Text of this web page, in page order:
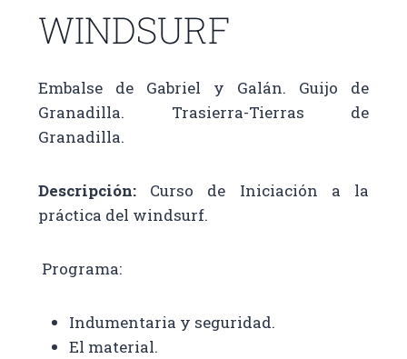
WINDSURF
Embalse de Gabriel y Galán. Guijo de
Granadilla. Trasierra-Tierras de
Granadilla.
Descripción: Curso de Iniciación a la
práctica del windsurf.
Programa:
Indumentaria y seguridad.
El material.